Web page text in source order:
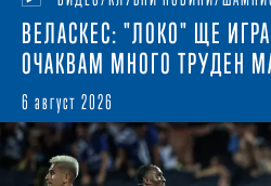
ВЕЛАСКЕС: "ЛОКО" ЩЕ
ОЧАКВАМ МНОГО ТРУДЕН
6 август 2026